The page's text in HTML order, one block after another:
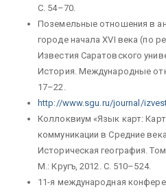
С. 54–70.
Поземельные отношения в
городе начала XVI века (по
Известия Саратовского
История. Международные
17–22.
http://www.sgu.ru/journal/
Коллоквиум «Язык карт:
коммуникации в Средние
Историческая география.
М.: Кругъ, 2012. С. 510–524.
11-я международная